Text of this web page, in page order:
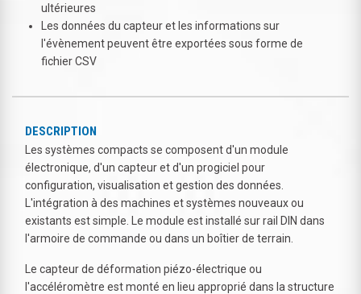
ultérieures
Les données du capteur et les informations sur
l'évènement peuvent être exportées sous forme de
fichier CSV
DESCRIPTION
Les systèmes compacts se composent d'un module
électronique, d'un capteur et d'un progiciel pour
configuration, visualisation et gestion des données.
L'intégration à des machines et systèmes nouveaux ou
existants est simple. Le module est installé sur rail DIN dans
l'armoire de commande ou dans un boîtier de terrain.
Le capteur de déformation piézo-électrique ou
l'accéléromètre est monté en lieu approprié dans la structure